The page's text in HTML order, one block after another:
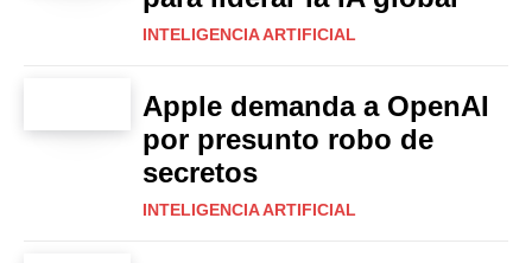
INTELIGENCIA ARTIFICIAL
Apple demanda a OpenAI
por presunto robo de
secretos
INTELIGENCIA ARTIFICIAL